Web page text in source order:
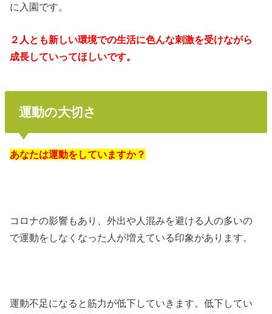
に入園です。
２人とも新しい環境での生活に色んな刺激を受けながら
成長していってほしいです。
運動の大切さ
あなたは運動をしていますか？
コロナの影響もあり、外出や人混みを避ける人の多いの
で運動をしなくなった人が増えている印象があります。
運動不足になると筋力が低下していきます。低下してい